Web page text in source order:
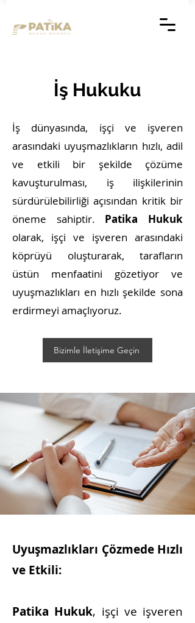
İş Hukuku
İş dünyasında, işçi ve işveren
arasındaki uyuşmazlıkların hızlı, adil
ve etkili bir şekilde çözüme
kavuşturulması, iş ilişkilerinin
sürdürülebilirliği açısından kritik bir
öneme sahiptir. Patika Hukuk
olarak, işçi ve işveren arasındaki
köprüyü oluşturarak, tarafların
üstün menfaatini gözetiyor ve
uyuşmazlıkları en hızlı şekilde sona
erdirmeyi amaçlıyoruz.
Bizimle İletişime Geçin
Uyuşmazlıkları Çözmede Hızlı
ve Etkili:
Patika Hukuk, işçi ve işveren